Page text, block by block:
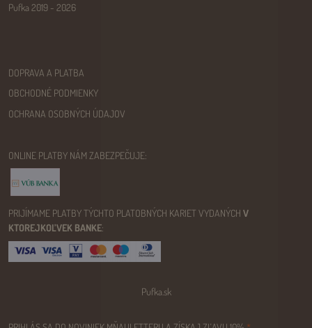
Pufka 2019 - 2026
DOPRAVA A PLATBA
OBCHODNÉ PODMIENKY
OCHRANA OSOBNÝCH ÚDAJOV
ONLINE PLATBY NÁM ZABEZPEČUJE:
PRIJÍMAME PLATBY TÝCHTO PLATOBNÝCH KARIET VYDANÝCH V
KTOREJKOĽVEK BANKE:
Pufka.sk